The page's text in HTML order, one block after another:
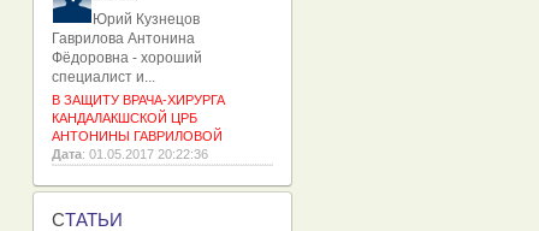
Юрий Кузнецов
Гаврилова Антонина
Фёдоровна - хороший
специалист и...
В ЗАЩИТУ ВРАЧА-ХИРУРГА
КАНДАЛАКШСКОЙ ЦРБ
АНТОНИНЫ ГАВРИЛОВОЙ
Дата: 01.05.2017 20:22:36
СТАТЬИ